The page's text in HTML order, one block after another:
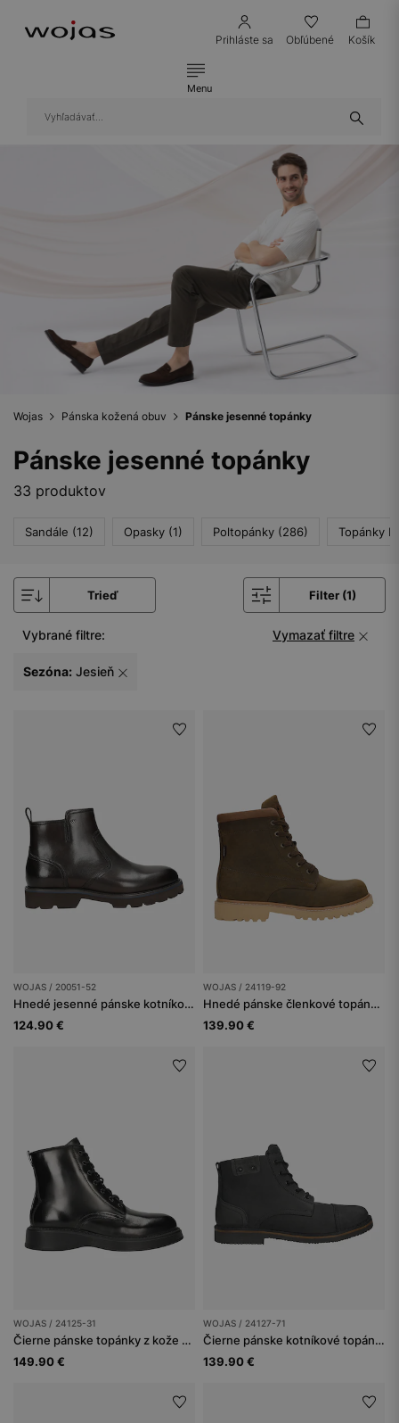
Prihláste sa Obľúbené Košík
Menu
Wojas Pánska kožená obuv Pánske jesenné topánky
Pánske jesenné topánky
33 produktov
Sandále (12) Opasky (1) Poltopánky (286) Topánky
Trieď Filter (1)
Vybrané filtre: Vymazať filtre
Sezóna: Jesieň
WOJAS / 20051-52
Hnedé jesenné pánske kotníkové čižmy z lícovej kože
124.90 €
WOJAS / 24119-92
Hnedé pánske členkové topánky typu workery
139.90 €
WOJAS / 24125-31
Čierne pánske topánky z kože s vyšším leskom
149.90 €
WOJAS / 24127-71
Čierne pánske kotníkové topánky
139.90 €